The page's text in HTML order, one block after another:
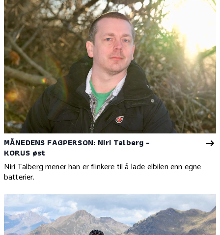
MÅNEDENS FAGPERSON: Niri Talberg -
KORUS øst
Niri Talberg mener han er flinkere til å lade elbilen enn egne
batterier.